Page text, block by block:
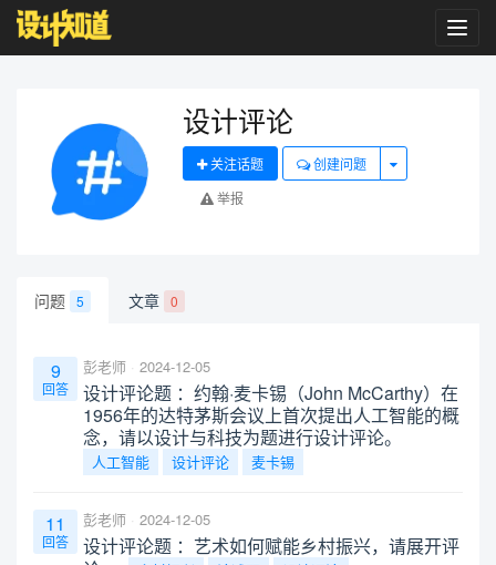
设计评论
关注话题
创建问题
举报
问题 5 文章 0
9
回答
彭老师 2024-12-05
设计评论题 ：约翰·麦卡锡（John McCarthy）在
1956年的达特茅斯会议上首次提出人工智能的概
念，请以设计与科技为题进行设计评论。
人工智能 设计评论 麦卡锡
11
回答
彭老师 2024-12-05
设计评论题 ：艺术如何赋能乡村振兴，请展开评